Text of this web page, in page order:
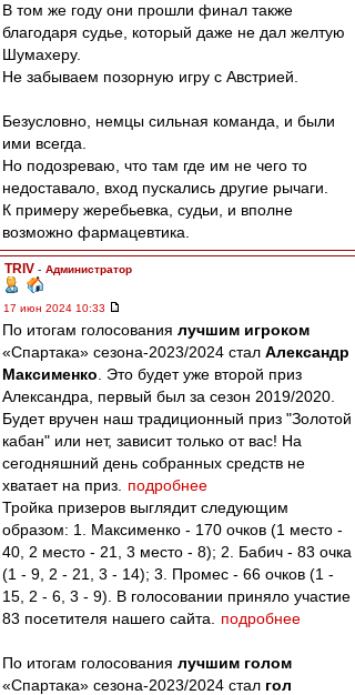
В том же году они прошли финал также
благодаря судье, который даже не дал желтую
Шумахеру.
Не забываем позорную игру с Австрией.
Безусловно, немцы сильная команда, и были
ими всегда.
Но подозреваю, что там где им не чего то
недоставало, вход пускались другие рычаги.
К примеру жеребьевка, судьи, и вполне
возможно фармацевтика.
TRIV - Администратор
17 июн 2024 10:33
По итогам голосования лучшим игроком
«Спартака» сезона-2023/2024 стал Александр
Максименко . Это будет уже второй приз
Александра, первый был за сезон 2019/2020.
Будет вручен наш традиционный приз "Золотой
кабан" или нет, зависит только от вас! На
сегодняшний день собранных средств не
хватает на приз.
подробнее
Тройка призеров выглядит следующим
образом: 1. Максименко - 170 очков (1 место -
40, 2 место - 21, 3 место - 8); 2. Бабич - 83 очка
(1 - 9, 2 - 21, 3 - 14); 3. Промес - 66 очков (1 -
15, 2 - 6, 3 - 9). В голосовании приняло участие
83 посетителя нашего сайта.
подробнее
По итогам голосования лучшим голом
«Спартака» сезона-2023/2024 стал гол